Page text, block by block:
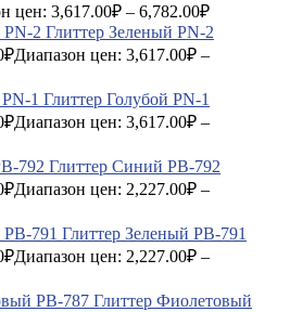
цен: 3,617.00₽ – 6,782.00₽
Глиттер Зеленый PN-2
₽Диапазон цен: 3,617.00₽ –
Глиттер Голубой PN-1
₽Диапазон цен: 3,617.00₽ –
Глиттер Синий PB-792
₽Диапазон цен: 2,227.00₽ –
Глиттер Зеленый PB-791
₽Диапазон цен: 2,227.00₽ –
Глиттер Фиолетовый